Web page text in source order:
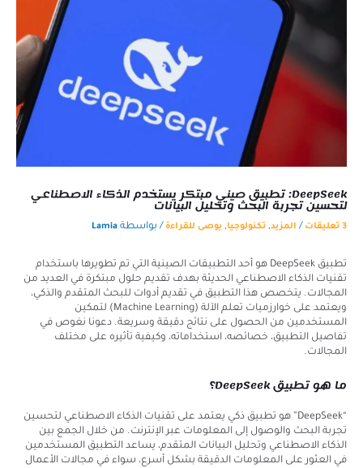
DeepSeek: تطبيق صيني مبتكر يستخدم الذكاء الاصطناعي
لتحسين تجربة البحث وتحليل البيانات
3 تعليقات / المزيد, تكنولوجيا, يوصى للقراءة / بواسطة Lamia
تطبيق DeepSeek هو أحد التطبيقات الصينية التي تم تطويرها باستخدام
تقنيات الذكاء الاصطناعي الحديثة بهدف تقديم حلول مبتكرة في العديد من
المجالات. يتخصص هذا التطبيق في تقديم أدوات للبحث المتقدم والذكي،
ويعتمد على خوارزميات تعلم الآلة (Machine Learning) لتمكين
المستخدمين من الحصول على نتائج دقيقة وسريعة. دعونا نغوص في
تفاصيل التطبيق، خصائصه، استخداماته، وكيفية تأثيره على مختلف
المجالات.
ما هو تطبيق DeepSeek؟
“DeepSeek” هو تطبيق ذكي يعتمد على تقنيات الذكاء الاصطناعي لتحسين
تجربة البحث والوصول إلى المعلومات عبر الإنترنت. من خلال الجمع بين
الذكاء الاصطناعي وتحليل البيانات المتقدم، يساعد التطبيق المستخدمين
في العثور على المعلومات الدقيقة بشكل أسرع، سواء في مجالات الأعمال